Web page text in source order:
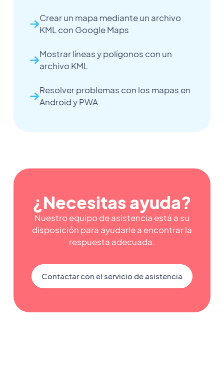
Crear un mapa mediante un archivo
KML con Google Maps
Mostrar líneas y polígonos con un
archivo KML
Resolver problemas con los mapas en
Android y PWA
¿Necesitas ayuda?
Nuestro equipo de asistencia está a su
disposición para ayudarle a encontrar la
respuesta adecuada.
Contactar con el servicio de asistencia